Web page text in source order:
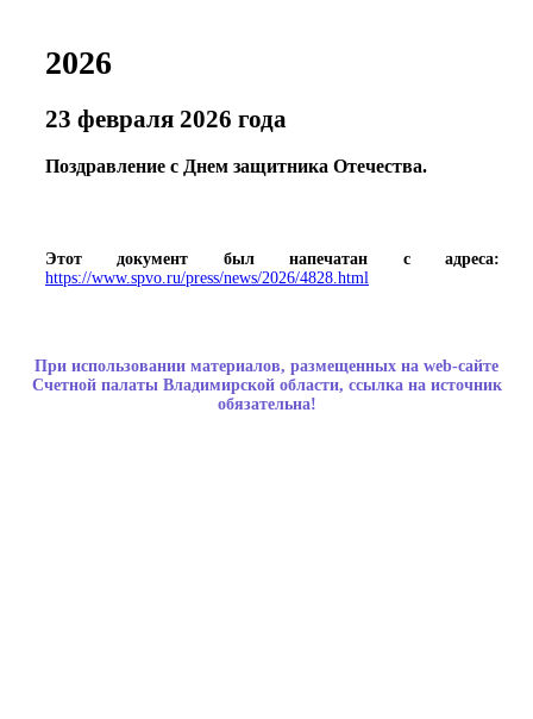
2026
23 февраля 2026 года
Поздравление с Днем защитника Отечества.
Этот документ был напечатан с адреса:
https://www.spvo.ru/press/news/2026/4828.html
При использовании материалов, размещенных на web-сайте
Счетной палаты Владимирской области, ссылка на источник
обязательна!